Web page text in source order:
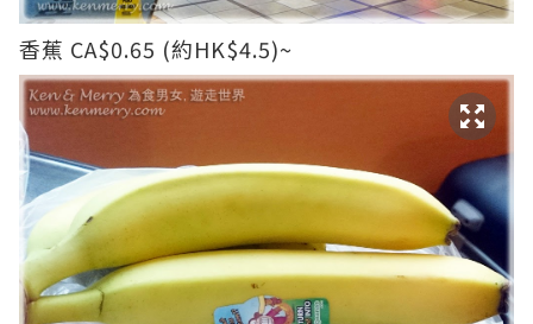
香蕉 CA$0.65 (約HK$4.5)~